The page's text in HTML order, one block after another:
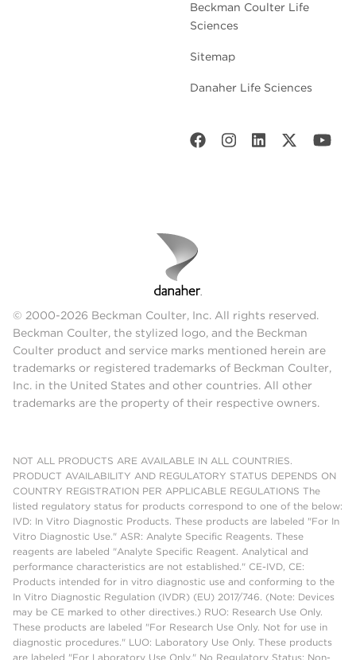
Beckman Coulter Life
Sciences
Sitemap
Danaher Life Sciences
© 2000-2026 Beckman Coulter, Inc. All rights reserved.
Beckman Coulter, the stylized logo, and the Beckman
Coulter product and service marks mentioned herein are
trademarks or registered trademarks of Beckman Coulter,
Inc. in the United States and other countries. All other
trademarks are the property of their respective owners.
NOT ALL PRODUCTS ARE AVAILABLE IN ALL COUNTRIES.
PRODUCT AVAILABILITY AND REGULATORY STATUS DEPENDS ON
COUNTRY REGISTRATION PER APPLICABLE REGULATIONS The
listed regulatory status for products correspond to one of the below:
IVD: In Vitro Diagnostic Products. These products are labeled "For In
Vitro Diagnostic Use." ASR: Analyte Specific Reagents. These
reagents are labeled "Analyte Specific Reagent. Analytical and
performance characteristics are not established." CE-IVD, CE:
Products intended for in vitro diagnostic use and conforming to the
In Vitro Diagnostic Regulation (IVDR) (EU) 2017/746. (Note: Devices
may be CE marked to other directives.) RUO: Research Use Only.
These products are labeled "For Research Use Only. Not for use in
diagnostic procedures." LUO: Laboratory Use Only. These products
are labeled "For Laboratory Use Only." No Regulatory Status: Non-